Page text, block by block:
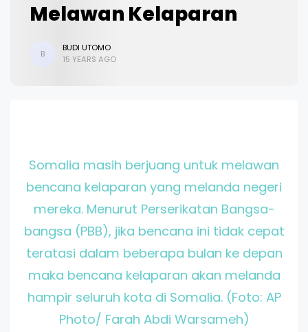
Melawan Kelaparan
B
BUDI UTOMO
15 YEARS AGO
Somalia masih berjuang untuk melawan
bencana kelaparan yang melanda negeri
mereka. Menurut Perserikatan Bangsa-
bangsa (PBB), jika bencana ini tidak cepat
teratasi dalam beberapa bulan ke depan
maka bencana kelaparan akan melanda
hampir seluruh kota di Somalia. (Foto: AP
Photo/ Farah Abdi Warsameh)